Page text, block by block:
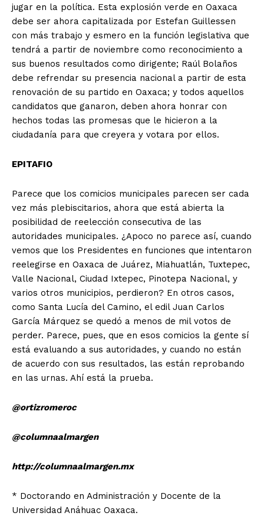
jugar en la política. Esta explosión verde en Oaxaca
debe ser ahora capitalizada por Estefan Guillessen
con más trabajo y esmero en la función legislativa que
tendrá a partir de noviembre como reconocimiento a
sus buenos resultados como dirigente; Raúl Bolaños
debe refrendar su presencia nacional a partir de esta
renovación de su partido en Oaxaca; y todos aquellos
candidatos que ganaron, deben ahora honrar con
hechos todas las promesas que le hicieron a la
ciudadanía para que creyera y votara por ellos.
EPITAFIO
Parece que los comicios municipales parecen ser cada
vez más plebiscitarios, ahora que está abierta la
posibilidad de reelección consecutiva de las
autoridades municipales. ¿Apoco no parece así, cuando
vemos que los Presidentes en funciones que intentaron
reelegirse en Oaxaca de Juárez, Miahuatlán, Tuxtepec,
Valle Nacional, Ciudad Ixtepec, Pinotepa Nacional, y
varios otros municipios, perdieron? En otros casos,
como Santa Lucía del Camino, el edil Juan Carlos
García Márquez se quedó a menos de mil votos de
perder. Parece, pues, que en esos comicios la gente sí
está evaluando a sus autoridades, y cuando no están
de acuerdo con sus resultados, las están reprobando
en las urnas. Ahí está la prueba.
@ortizromeroc
@columnaalmargen
http://columnaalmargen.mx
* Doctorando en Administración y Docente de la
Universidad Anáhuac Oaxaca.